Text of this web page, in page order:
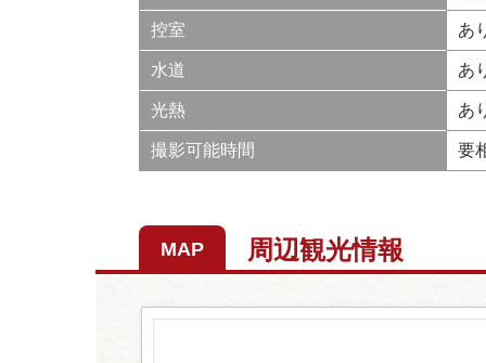
控室 あ
水道 あ
光熱 あ
撮影可能時間 要
MAP 周辺観光情報